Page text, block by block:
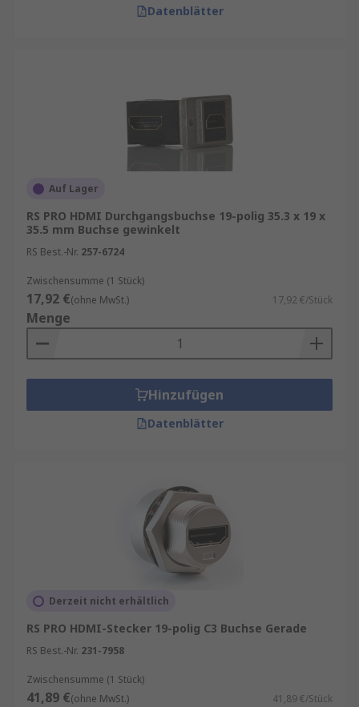
Datenblätter
Auf Lager
RS PRO HDMI Durchgangsbuchse 19-polig 35.3 x 19 x
35.5 mm Buchse gewinkelt
RS Best.-Nr. 257-6724
Zwischensumme (1 Stück)
17,92 €(ohne MwSt.) 17,92 €/Stück
Menge
Hinzufügen
Datenblätter
Derzeit nicht erhältlich
RS PRO HDMI-Stecker 19-polig C3 Buchse Gerade
RS Best.-Nr. 231-7958
Zwischensumme (1 Stück)
41,89 €(ohne MwSt.) 41,89 €/Stück